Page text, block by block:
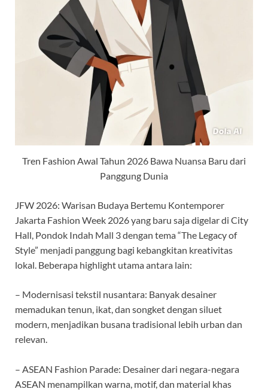
Tren Fashion Awal Tahun 2026 Bawa Nuansa Baru dari
Panggung Dunia
JFW 2026: Warisan Budaya Bertemu Kontemporer
Jakarta Fashion Week 2026 yang baru saja digelar di City
Hall, Pondok Indah Mall 3 dengan tema “The Legacy of
Style” menjadi panggung bagi kebangkitan kreativitas
lokal. Beberapa highlight utama antara lain:
– Modernisasi tekstil nusantara: Banyak desainer
memadukan tenun, ikat, dan songket dengan siluet
modern, menjadikan busana tradisional lebih urban dan
relevan.
– ASEAN Fashion Parade: Desainer dari negara-negara
ASEAN menampilkan warna, motif, dan material khas